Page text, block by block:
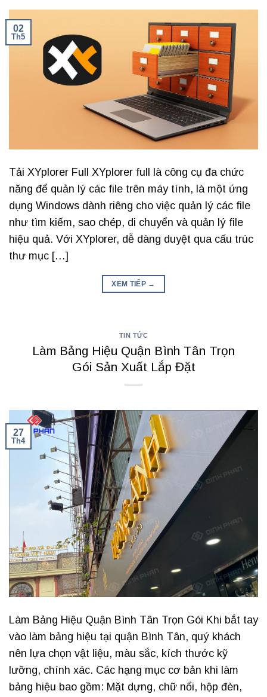
02
Th5
Tải XYplorer Full XYplorer full là công cụ đa chức
năng để quản lý các file trên máy tính, là một ứng
dụng Windows dành riêng cho việc quản lý các file
như tìm kiếm, sao chép, di chuyển và quản lý file
hiệu quả. Với XYplorer, dễ dàng duyệt qua cấu trúc
thư mục […]
XEM TIẾP →
TIN TỨC
Làm Bảng Hiệu Quận Bình Tân Trọn
Gói Sản Xuất Lắp Đặt
27
Th4
Làm Bảng Hiệu Quận Bình Tân Trọn Gói Khi bắt tay
vào làm bảng hiệu tại quận Bình Tân, quý khách
nên lựa chọn vật liệu, màu sắc, kích thước kỹ
lưỡng, chính xác. Các hạng mục cơ bản khi làm
bảng hiệu bao gồm: Mặt dựng, chữ nổi, hộp đèn,